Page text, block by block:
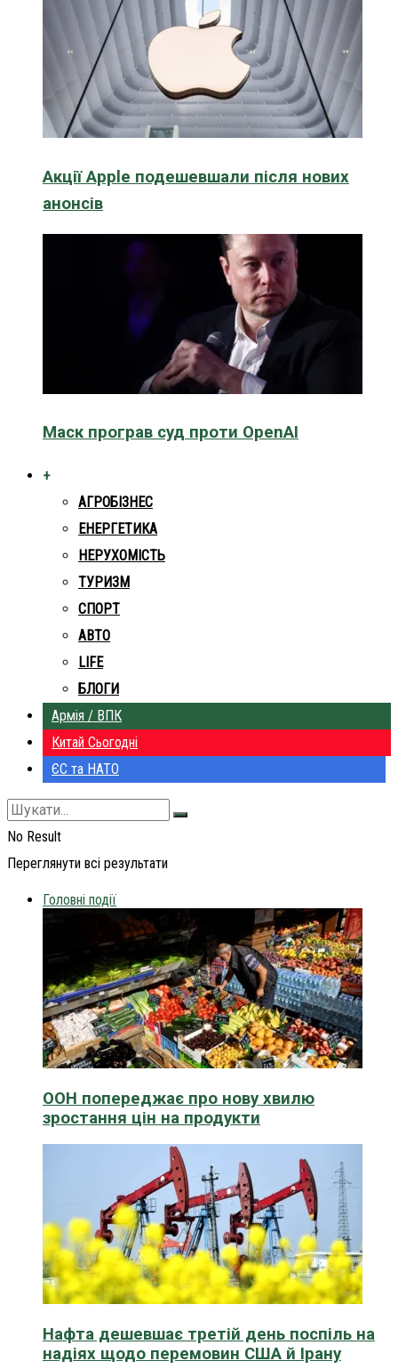
Акції Apple подешевшали після нових
анонсів
Маск програв суд проти OpenAI
+
АГРОБІЗНЕС
ЕНЕРГЕТИКА
НЕРУХОМІСТЬ
ТУРИЗМ
СПОРТ
АВТО
LIFE
БЛОГИ
Армія / ВПК
Китай Сьогодні
ЄС та НАТО
No Result
Переглянути всі результати
Головні події
ООН попереджає про нову хвилю
зростання цін на продукти
Нафта дешевшає третій день поспіль на
надіях щодо перемовин США й Ірану